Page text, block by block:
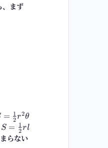
、まず
= 2
1 r2θ
S=\frac{1}
{2}rl
S = 2
1 rl
らない